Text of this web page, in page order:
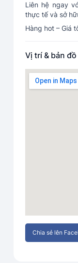
Liên hệ ngay
thực tế và sở
Hàng hot – Giá
Vị trí & bản đồ
Chia sẻ lên